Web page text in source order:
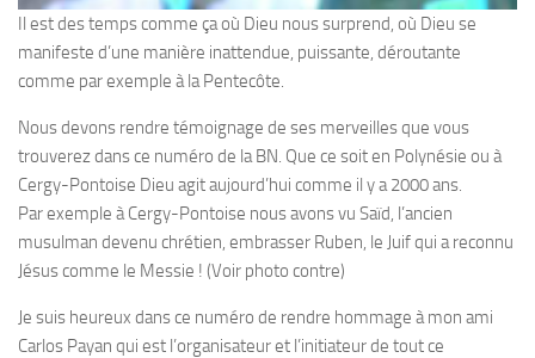
Il est des temps comme ça où Dieu nous surprend, où Dieu se
manifeste d’une manière inattendue, puissante, déroutante
comme par exemple à la Pentecôte.
Nous devons rendre témoignage de ses merveilles que vous
trouverez dans ce numéro de la BN. Que ce soit en Polynésie ou à
Cergy-Pontoise Dieu agit aujourd’hui comme il y a 2000 ans.
Par exemple à Cergy-Pontoise nous avons vu Saïd, l’ancien
musulman devenu chrétien, embrasser Ruben, le Juif qui a reconnu
Jésus comme le Messie ! (Voir photo contre)
Je suis heureux dans ce numéro de rendre hommage à mon ami
Carlos Payan qui est l’organisateur et l’initiateur de tout ce